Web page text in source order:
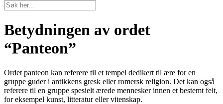
Betydningen av ordet
“Panteon”
Ordet panteon kan referere til et tempel dedikert til ære for en
gruppe guder i antikkens gresk eller romersk religion. Det kan også
referere til en gruppe spesielt ærede mennesker innen et bestemt felt,
for eksempel kunst, litteratur eller vitenskap.